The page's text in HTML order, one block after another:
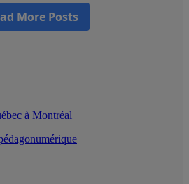
à Montréal